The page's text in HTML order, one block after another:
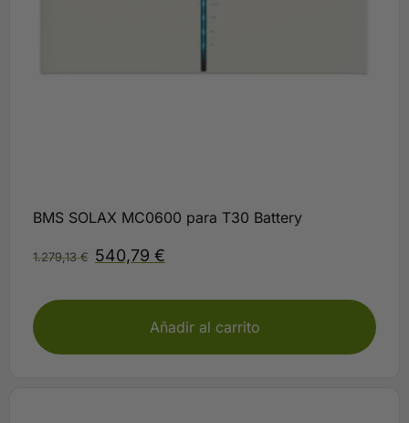
BMS SOLAX MC0600 para T30 Battery
1.279,13€ 540,79 €
Añadir al carrito